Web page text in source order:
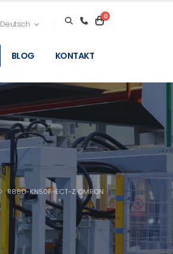
Deutsch
0
BLOG KONTAKT
R88D-KN50F-ECT-Z OMRON